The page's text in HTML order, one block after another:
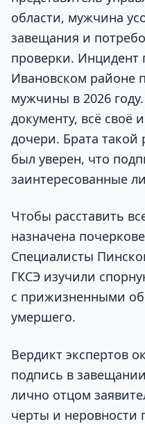
области, мужчина
завещания и
проверки. Инцидент
Ивановском районе
мужчины в 2026
документу, всё своё
дочери. Брата такой
был уверен, что
заинтересованные
Чтобы расставить
назначена
Специалисты
ГКСЭ изучили
с прижизненными
умершего.
Вердикт экспертов
подпись в
лично отцом
черты и неровности